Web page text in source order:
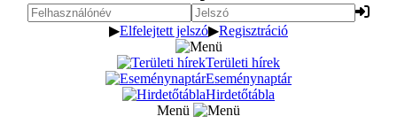
▶Elfelejtett jelszó▶Regisztráció
Területi hírek
Eseménynaptár
Hirdetőtábla
Menü